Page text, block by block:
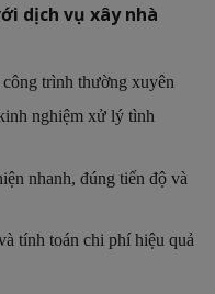
dịch vụ xây nhà
trình thường xuyên
nghiệm xử lý tình
nhanh, đúng tiến độ và
tính toán chi phí hiệu quả